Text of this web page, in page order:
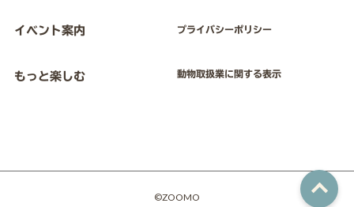
イベント案内
もっと楽しむ
プライバシーポリシー
動物取扱業に関する表示
©ZOOMO